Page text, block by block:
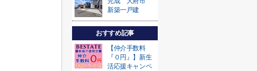
新築一戸建
おすすめ記事
【仲介手数料
『０円』】新生
活応援キャンペ